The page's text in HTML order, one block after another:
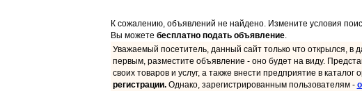
К сожалению, объявлений не найдено. Измените условия
Вы можете бесплатно подать объявление.
Уважаемый посетитель, данный сайт только что открылся,
первым, разместите объявление - оно будет на виду.
своих товаров и услуг, а также внести предприятие в каталог
регистрации.Однако, зарегистрированным пользователям -